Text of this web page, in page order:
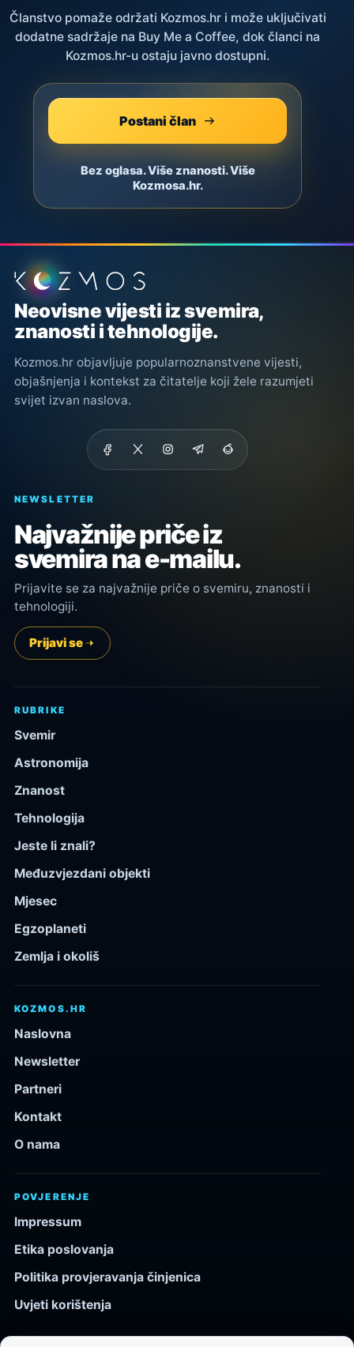
Članstvo pomaže održati Kozmos.hr i može uključivati
dodatne sadržaje na Buy Me a Coffee, dok članci na
Kozmos.hr-u ostaju javno dostupni.
Postani član
Bez oglasa. Više znanosti. Više
Kozmosa.hr.
Podnožje stranice
Neovisne vijesti iz svemira,
znanosti i tehnologije.
Kozmos.hr objavljuje popularnoznanstvene vijesti,
objašnjenja i kontekst za čitatelje koji žele razumjeti
svijet izvan naslova.
NEWSLETTER
Najvažnije priče iz
svemira na e-mailu.
Prijavite se za najvažnije priče o svemiru, znanosti i
tehnologiji.
Prijavi se
RUBRIKE
Svemir
Astronomija
Znanost
Tehnologija
Jeste li znali?
Međuzvjezdani objekti
Mjesec
Egzoplaneti
Zemlja i okoliš
KOZMOS.HR
Naslovna
Newsletter
Partneri
Kontakt
O nama
POVJERENJE
Impressum
Etika poslovanja
Politika provjeravanja činjenica
Uvjeti korištenja